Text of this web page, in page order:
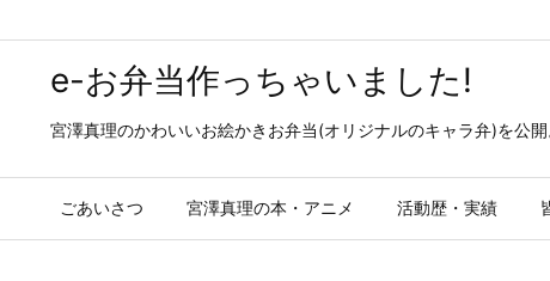
e-お弁当作っちゃいました!
宮澤真理のかわいいお絵かきお弁当(オリジナルのキャラ弁)を公
ごあいさつ 宮澤真理の本・アニメ 活動歴・実績